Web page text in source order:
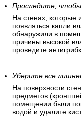
Проследите,
На стенах, которые
появляться капли
обнаружили в
причины высокой
проведите
Уберите все
На поверхности
предметов
помещении были
водой и удалите